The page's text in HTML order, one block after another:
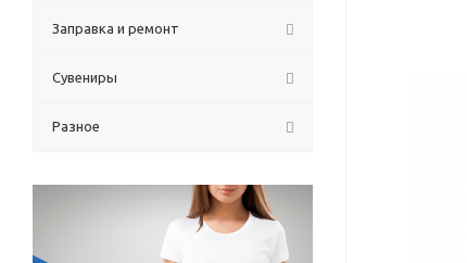
Заправка и ремонт
Сувениры
Разное